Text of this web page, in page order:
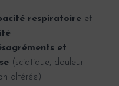
respiratoire et
et
(sciatique, douleur
altérée)